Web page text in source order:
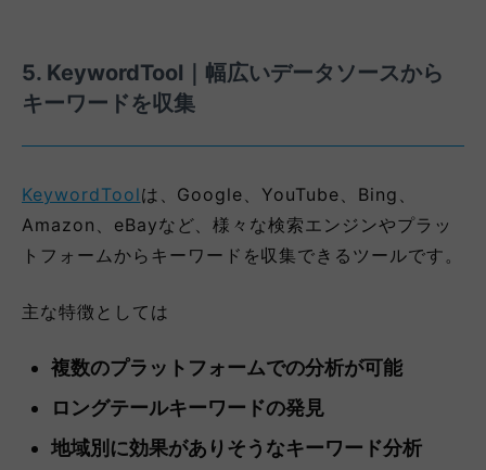
5. KeywordTool｜幅広いデータソースから
キーワードを収集
KeywordToolは、Google、YouTube、Bing、
Amazon、eBayなど、様々な検索エンジンやプラッ
トフォームからキーワードを収集できるツールです。
主な特徴としては
複数のプラットフォームでの分析が可能
ロングテールキーワードの発見
地域別に効果がありそうなキーワード分析